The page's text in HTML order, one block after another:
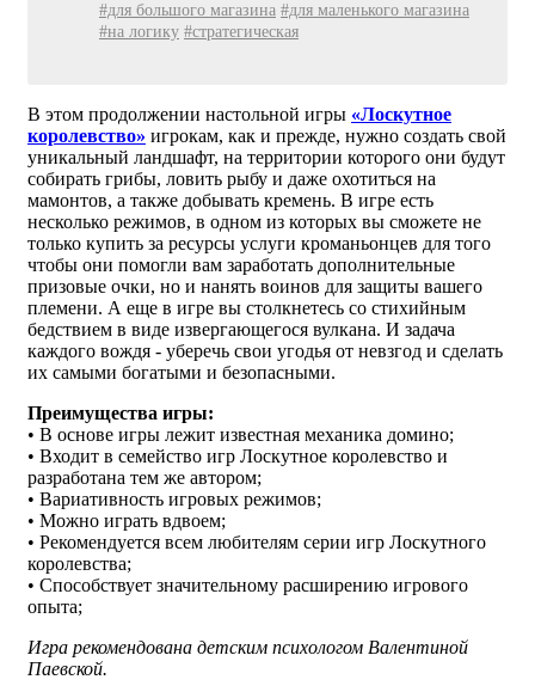
#для большого магазина #для маленького магазина
#на логику #стратегическая
В этом продолжении настольной игры «Лоскутное
королевство» игрокам, как и прежде, нужно создать свой
уникальный ландшафт, на территории которого они будут
собирать грибы, ловить рыбу и даже охотиться на
мамонтов, а также добывать кремень. В игре есть
несколько режимов, в одном из которых вы сможете не
только купить за ресурсы услуги кроманьонцев для того
чтобы они помогли вам заработать дополнительные
призовые очки, но и нанять воинов для защиты вашего
племени. А еще в игре вы столкнетесь со стихийным
бедствием в виде извергающегося вулкана. И задача
каждого вождя - уберечь свои угодья от невзгод и сделать
их самыми богатыми и безопасными.
Преимущества игры:
• В основе игры лежит известная механика домино;
• Входит в семейство игр Лоскутное королевство и
разработана тем же автором;
• Вариативность игровых режимов;
• Можно играть вдвоем;
• Рекомендуется всем любителям серии игр Лоскутного
королевства;
• Способствует значительному расширению игрового
опыта;
Игра рекомендована детским психологом Валентиной
Паевской.